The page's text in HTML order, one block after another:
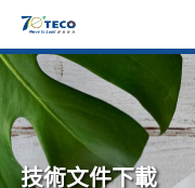
技術文件下載